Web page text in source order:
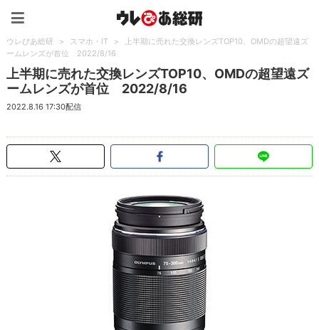
ウレぴあ総研 > スマホ・IT >
上半期に売れた交換レンズTOP10、OMDの超望遠ズ
ームレンズが首位 2022/8/16
上半期に売れた交換レンズTOP10、OMDの超望遠ズ
ームレンズが首位 2022/8/16
2022.8.16 17:30配信